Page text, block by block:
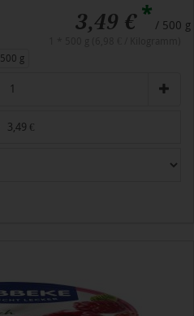
3,49 €* / 500 g
500 g
3,49 €